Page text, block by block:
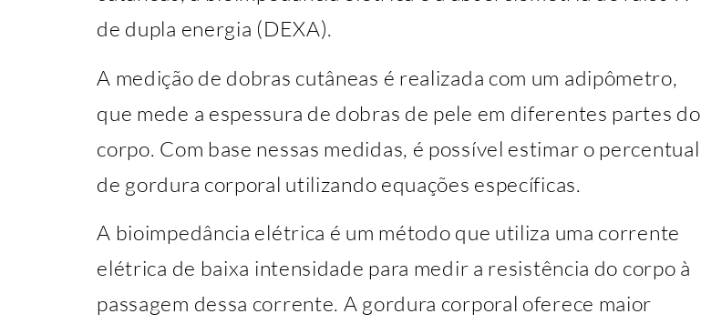
de dupla energia (DEXA).
A medição de dobras cutâneas é realizada com um adipômetro,
que mede a espessura de dobras de pele em diferentes partes do
corpo. Com base nessas medidas, é possível estimar o percentual
de gordura corporal utilizando equações específicas.
A bioimpedância elétrica é um método que utiliza uma corrente
elétrica de baixa intensidade para medir a resistência do corpo à
passagem dessa corrente. A gordura corporal oferece maior